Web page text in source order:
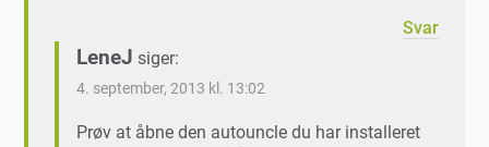
Svar
LeneJ siger:
4. september, 2013 kl. 13:02
Prøv at åbne den autouncle du har installeret